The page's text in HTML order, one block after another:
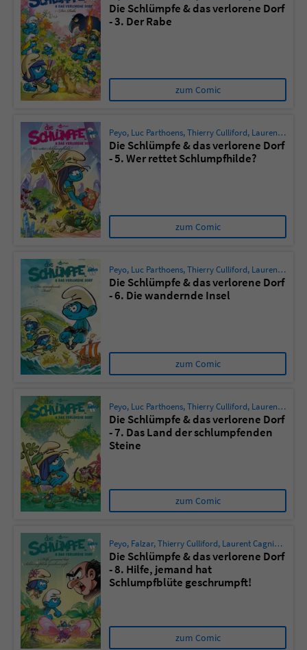
Die Schlümpfe & das verlorene Dorf
- 3. Der Rabe
zum Comic
Peyo, Luc Parthoens,Thierry Culliford, Laurent Cagniat
Die Schlümpfe & das verlorene Dorf
- 5. Wer rettet Schlumpfhilde?
zum Comic
Peyo, Luc Parthoens,Thierry Culliford, Laurent Cagniat
Die Schlümpfe & das verlorene Dorf
- 6. Die wandernde Insel
zum Comic
Peyo, Luc Parthoens,Thierry Culliford, Laurent Cagniat
Die Schlümpfe & das verlorene Dorf
- 7. Das Land der schlumpfenden
Steine
zum Comic
Peyo, Falzar,Thierry Culliford, Laurent Cagniat ,
Die Schlümpfe & das verlorene Dorf
- 8. Hilfe, jemand hat
Schlumpfblüte geschrumpft!
zum Comic
Name tx_pwcomments_ahash
Anbieter Literatur-Couch Medien GmbH & Co. KG
Laufzeit 1 Jahr
Zweck Cookie für Kommentare einzelner Buchtitel
Name fe_typo_user
Anbieter Literatur-Couch Medien GmbH & Co. KG
Laufzeit Session
Zweck
Dieses Cookie gewährleistet die
Kommunikation der Webseite mit dem
Benutzer. Es wird benötigt um z. B. den
Sicherheitscode des Kontaktformulars zu